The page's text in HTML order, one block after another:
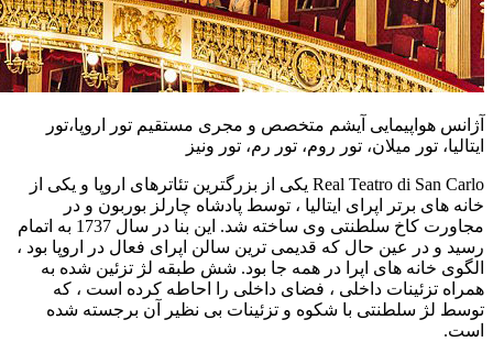
آژانس هواپیمایی آیشم متخصص و مجری مستقیم تور اروپا،تور
ایتالیا، تور میلان، تور روم، تور رم، تور ونیز
Real Teatro di San Carlo یکی از بزرگترین تئاترهای اروپا و یکی از
خانه های برتر اپرای ایتالیا ، توسط پادشاه چارلز بوربون و در
مجاورت کاخ سلطنتی وی ساخته شد. این بنا در سال 1737 به اتمام
رسید و در عین حال که قدیمی ترین سالن اپرای فعال در اروپا بود ،
الگوی خانه های اپرا در همه جا بود. شش طبقه لژ تزئین شده به
همراه تزئینات داخلی ، فضای داخلی را احاطه کرده است ، که
توسط لژ سلطنتی با شکوه و تزئینات بی نظیر آن برجسته شده
است.